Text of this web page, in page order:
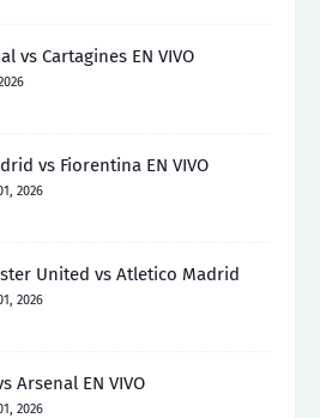
vs Cartagines EN VIVO
vs Fiorentina EN VIVO
2026
United vs Atletico Madrid
2026
Arsenal EN VIVO
2026